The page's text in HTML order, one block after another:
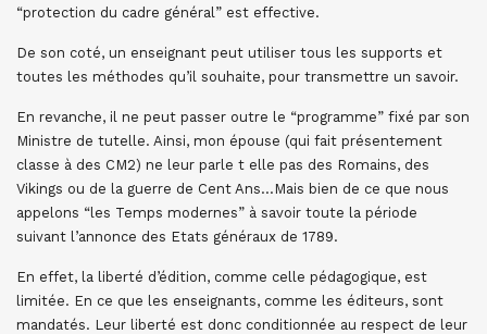
“protection du cadre général” est effective.
De son coté, un enseignant peut utiliser tous les supports et
toutes les méthodes qu’il souhaite, pour transmettre un savoir.
En revanche, il ne peut passer outre le “programme” fixé par son
Ministre de tutelle. Ainsi, mon épouse (qui fait présentement
classe à des CM2) ne leur parle t elle pas des Romains, des
Vikings ou de la guerre de Cent Ans…Mais bien de ce que nous
appelons “les Temps modernes” à savoir toute la période
suivant l’annonce des Etats généraux de 1789.
En effet, la liberté d’édition, comme celle pédagogique, est
limitée. En ce que les enseignants, comme les éditeurs, sont
mandatés. Leur liberté est donc conditionnée au respect de leur